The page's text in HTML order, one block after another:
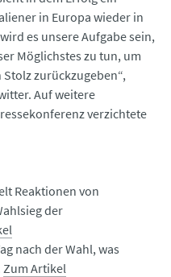
in Europa wieder in
es unsere Aufgabe sein,
Möglichstes zu tun, um
zurückzugeben“,
Auf weitere
verzichtete
Reaktionen von
der
nach der Wahl, was
Zum Artikel